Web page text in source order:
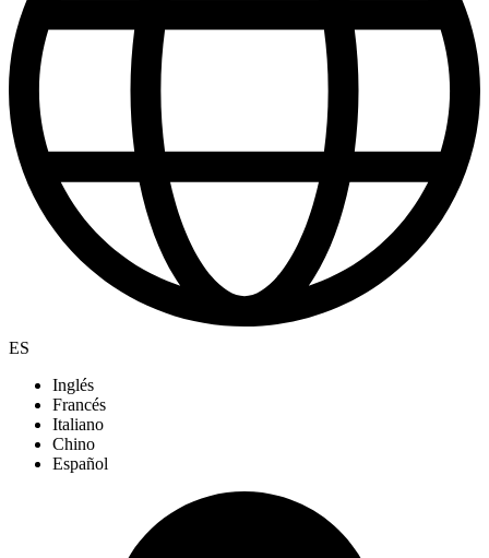
ES
Inglés
Francés
Italiano
Chino
Español